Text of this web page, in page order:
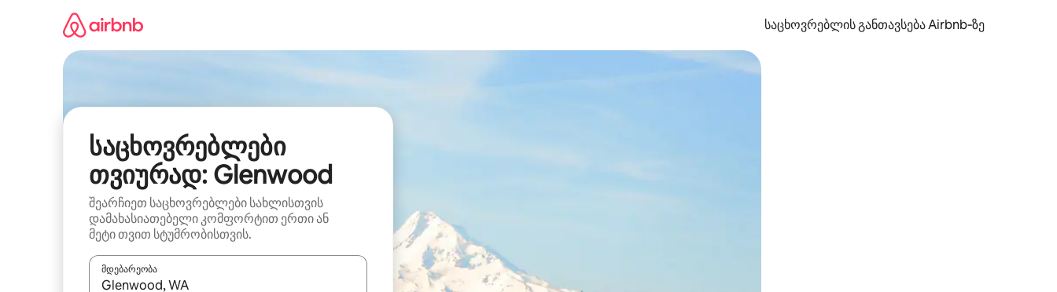
საცხოვრებლის განთავსება Airbnb‑ზე
საცხოვრებლები
თვიურად: Glenwood
შეარჩიეთ საცხოვრებლები სახლისთვის
დამახასიათებელი კომფორტით ერთი ან
მეტი თვით სტუმრობისთვის.
მდებარეობა
როცა შედეგები ხელმისაწვდომი გახდება, ნავიგაციისთვის გამოიყენეთ კლავიშები ზემოთ/ქვემოთ მიმართული ისრებით ან შეხებისა თუ თითის გასმის ჟესტები.